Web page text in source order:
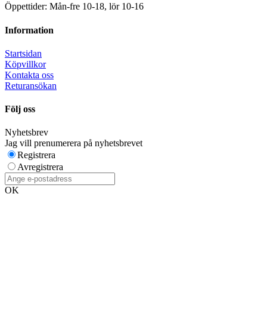
Öppettider: Mån-fre 10-18, lör 10-16
Information
Startsidan
Köpvillkor
Kontakta oss
Returansökan
Följ oss
Nyhetsbrev
Jag vill prenumerera på nyhetsbrevet
Registrera
Avregistrera
OK